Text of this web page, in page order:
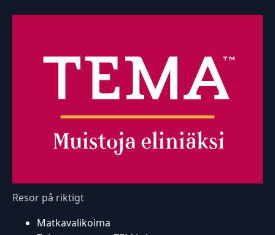
Resor på riktigt
Matkavalikoima